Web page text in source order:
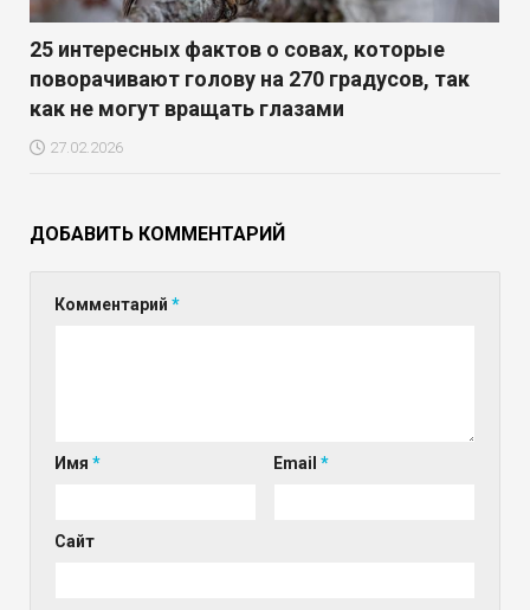
25 интересных фактов о совах, которые
поворачивают голову на 270 градусов, так
как не могут вращать глазами
27.02.2026
ДОБАВИТЬ КОММЕНТАРИЙ
Комментарий *
Имя * Email*
Сайт